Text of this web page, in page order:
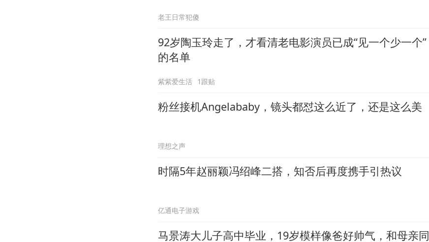
老王日常犯傻
92岁陶玉玲走了，才看清老电影演员已成“见一个少一个”
的名单
紫紫爱生活 1跟贴
粉丝接机Angelababy，镜头都怼这么近了，还是这么美
理想之声
时隔5年赵丽颖冯绍峰二搭，知否后再度携手引热议
亿通电子游戏
马景涛大儿子高中毕业，19岁模样像爸好帅气，和母亲同